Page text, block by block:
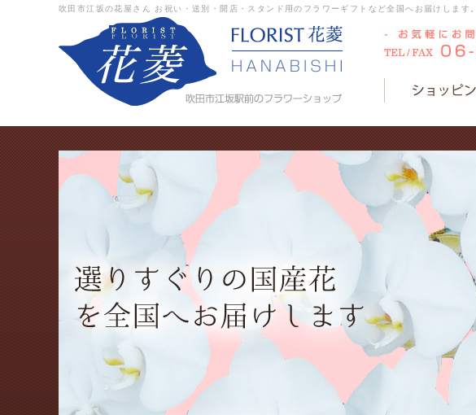
吹田市江坂の花屋さん お祝い・送別・開店・スタンド用のフラワーギフトなど全国へお届けします。